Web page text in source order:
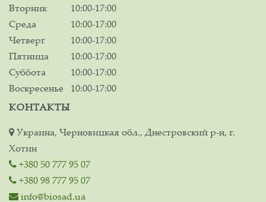
Вторник
10:00-17:00
Среда
10:00-17:00
Четверг
10:00-17:00
Пятница
10:00-17:00
Суббота
10:00-17:00
Воскресенье
10:00-17:00
КОНТАКТЫ
Украина, Черновицкая обл., Днестровский р-н, г.
Хотин
+380 50 777 95 07
+380 98 777 95 07
info@biosad.ua